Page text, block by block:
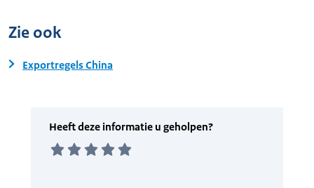
Zie ook
Exportregels China